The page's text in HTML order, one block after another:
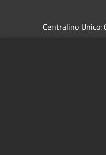
Centralino